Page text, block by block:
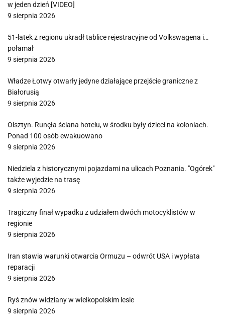
w jeden dzień [VIDEO]
9 sierpnia 2026
51-latek z regionu ukradł tablice rejestracyjne od Volkswagena i…
połamał
9 sierpnia 2026
Władze Łotwy otwarły jedyne działające przejście graniczne z
Białorusią
9 sierpnia 2026
Olsztyn. Runęła ściana hotelu, w środku były dzieci na koloniach.
Ponad 100 osób ewakuowano
9 sierpnia 2026
Niedziela z historycznymi pojazdami na ulicach Poznania. "Ogórek"
także wyjedzie na trasę
9 sierpnia 2026
Tragiczny finał wypadku z udziałem dwóch motocyklistów w
regionie
9 sierpnia 2026
Iran stawia warunki otwarcia Ormuzu – odwrót USA i wypłata
reparacji
9 sierpnia 2026
Ryś znów widziany w wielkopolskim lesie
9 sierpnia 2026